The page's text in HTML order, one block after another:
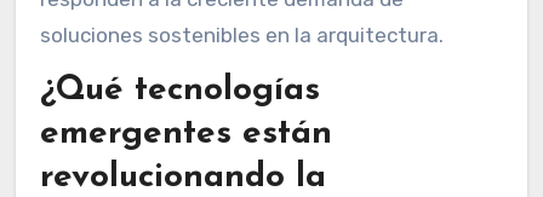
soluciones sostenibles en la arquitectura.
¿Qué tecnologías
emergentes están
revolucionando la